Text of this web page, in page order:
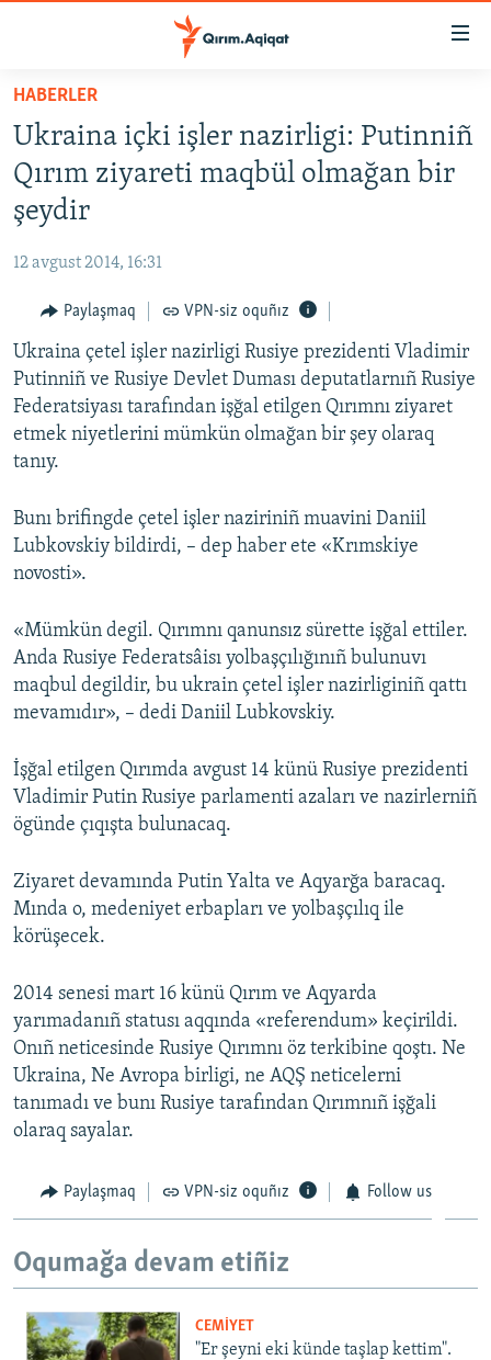
Esas
qaytmaq
Baş
navigatsiyağa
qaytmaq
Qıdıruvğa
qaytmaq
HABERLER
İQTİSADİYAT
MEDENİYET
İNSAN AQLARI
VİDEO
SÜRET
BLOGLAR
FİKİR
Русский
Українською
QOŞULIÑIZ!
HABERLER
Ukraina içki işler nazirligi: Putinniñ
Qırım ziyareti maqbül olmağan bir
şeydir
12 avgust 2014, 16:31
Paylaşmaq VPN-siz oquñız
Ukraina çetel işler nazirligi Rusiye prezidenti Vladimir
Putinniñ ve Rusiye Devlet Duması deputatlarnıñ Rusiye
Federatsiyası tarafından işğal etilgen Qırımnı ziyaret
etmek niyetlerini mümkün olmağan bir şey olaraq
tanıy.
Bunı brifingde çetel işler naziriniñ muavini Daniil
Lubkovskiy bildirdi, – dep haber ete «Krımskiye
novosti».
«Mümkün degil. Qırımnı qanunsız sürette işğal ettiler.
Anda Rusiye Federatsâisı yolbaşçılığınıñ bulunuvı
maqbul degildir, bu ukrain çetel işler nazirliginiñ qattı
mevamıdır», – dedi Daniil Lubkovskiy.
İşğal etilgen Qırımda avgust 14 künü Rusiye prezidenti
Vladimir Putin Rusiye parlamenti azaları ve nazirlerniñ
ögünde çıqışta bulunacaq.
Ziyaret devamında Putin Yalta ve Aqyarğa baracaq.
Mında o, medeniyet erbapları ve yolbaşçılıq ile
körüşecek.
2014 senesi mart 16 künü Qırım ve Aqyarda
yarımadanıñ statusı aqqında «referendum» keçirildi.
Onıñ neticesinde Rusiye Qırımnı öz terkibine qoştı. Ne
Ukraina, Ne Avropa birligi, ne AQŞ neticelerni
tanımadı ve bunı Rusiye tarafından Qırımnıñ işğali
olaraq sayalar.
Paylaşmaq VPN-siz oquñız Follow us
Oqumağa devam etiñiz
CEMİYET
"Er şeyni eki künde taşlap kettim".